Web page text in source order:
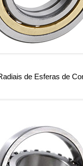
de Esferas de